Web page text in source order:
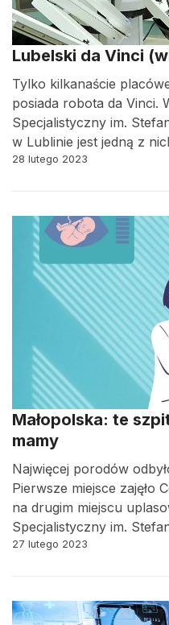
Lubelski da Vinci
Tylko kilkanaście
posiada robota da Vinci.
Specjalistyczny im.
w Lublinie jest jedną z
28 lutego 2023
Małopolska: te
mamy
Najwięcej porodów
Pierwsze miejsce zajęło
na drugim miejscu
Specjalistyczny im.
27 lutego 2023